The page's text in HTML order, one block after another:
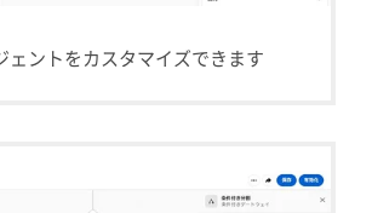
ェントをカスタマイズできます